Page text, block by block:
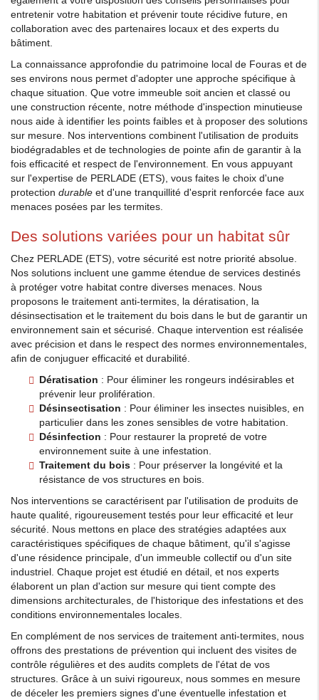
entretenir votre habitation et prévenir toute récidive future, en
collaboration avec des partenaires locaux et des experts du
bâtiment.
La connaissance approfondie du patrimoine local de Fouras et de
ses environs nous permet d'adopter une approche spécifique à
chaque situation. Que votre immeuble soit ancien et classé ou
une construction récente, notre méthode d'inspection minutieuse
nous aide à identifier les points faibles et à proposer des solutions
sur mesure. Nos interventions combinent l'utilisation de produits
biodégradables et de technologies de pointe afin de garantir à la
fois efficacité et respect de l'environnement. En vous appuyant
sur l'expertise de PERLADE (ETS), vous faites le choix d'une
protection durable et d'une tranquillité d'esprit renforcée face aux
menaces posées par les termites.
Des solutions variées pour un habitat sûr
Chez PERLADE (ETS), votre sécurité est notre priorité absolue.
Nos solutions incluent une gamme étendue de services destinés
à protéger votre habitat contre diverses menaces. Nous
proposons le traitement anti-termites, la dératisation, la
désinsectisation et le traitement du bois dans le but de garantir un
environnement sain et sécurisé. Chaque intervention est réalisée
avec précision et dans le respect des normes environnementales,
afin de conjuguer efficacité et durabilité.
Dératisation : Pour éliminer les rongeurs indésirables et
prévenir leur prolifération.
Désinsectisation : Pour éliminer les insectes nuisibles, en
particulier dans les zones sensibles de votre habitation.
Désinfection : Pour restaurer la propreté de votre
environnement suite à une infestation.
Traitement du bois : Pour préserver la longévité et la
résistance de vos structures en bois.
Nos interventions se caractérisent par l'utilisation de produits de
haute qualité, rigoureusement testés pour leur efficacité et leur
sécurité. Nous mettons en place des stratégies adaptées aux
caractéristiques spécifiques de chaque bâtiment, qu'il s'agisse
d'une résidence principale, d'un immeuble collectif ou d'un site
industriel. Chaque projet est étudié en détail, et nos experts
élaborent un plan d'action sur mesure qui tient compte des
dimensions architecturales, de l'historique des infestations et des
conditions environnementales locales.
En complément de nos services de traitement anti-termites, nous
offrons des prestations de prévention qui incluent des visites de
contrôle régulières et des audits complets de l'état de vos
structures. Grâce à un suivi rigoureux, nous sommes en mesure
de déceler les premiers signes d'une éventuelle infestation et